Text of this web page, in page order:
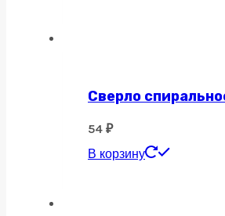
Сверло
54 ₽
В корзину